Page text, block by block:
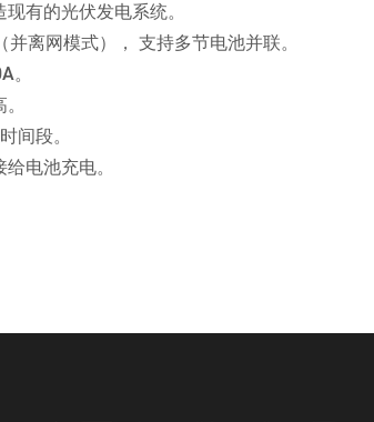
有的光伏发电系统。
离网模式）， 支持多节电池并联。
。
间段。
电池充电。